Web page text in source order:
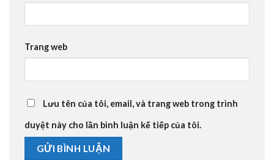
Trang web
Lưu tên của tôi, email, và trang web trong trình
duyệt này cho lần bình luận kế tiếp của tôi.